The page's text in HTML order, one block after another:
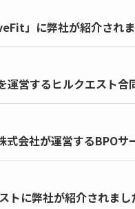
」に弊社が紹介されま
営するヒルクエスト合
会社が運営するBPOサ
トに弊社が紹介されまし